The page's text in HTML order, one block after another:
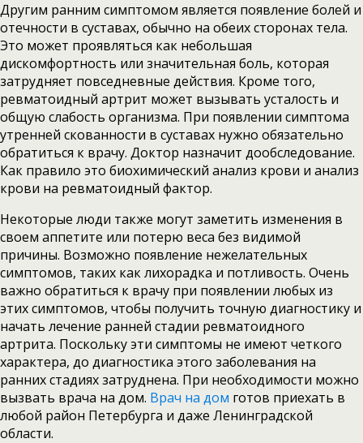
Другим ранним симптомом является появление болей и
отечности в суставах, обычно на обеих сторонах тела.
Это может проявляться как небольшая
дискомфортность или значительная боль, которая
затрудняет повседневные действия. Кроме того,
ревматоидный артрит может вызывать усталость и
общую слабость организма. При появлении симптома
утренней скованности в суставах нужно обязательно
обратиться к врачу. Доктор назначит дообследование.
Как правило это биохимический анализ крови и анализ
крови на ревматоидный фактор.
Некоторые люди также могут заметить изменения в
своем аппетите или потерю веса без видимой
причины. Возможно появление нежелательных
симптомов, таких как лихорадка и потливость. Очень
важно обратиться к врачу при появлении любых из
этих симптомов, чтобы получить точную диагностику и
начать лечение ранней стадии ревматоидного
артрита. Поскольку эти симптомы не имеют четкого
характера, до диагностика этого заболевания на
ранних стадиях затруднена. При необходимости можно
вызвать врача на дом. Врач на дом готов приехать в
любой район Петербурга и даже Ленинградской
области.